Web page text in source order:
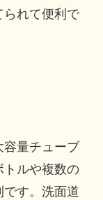
られて便利で
量チューブ
トルや複数の
です。洗面道